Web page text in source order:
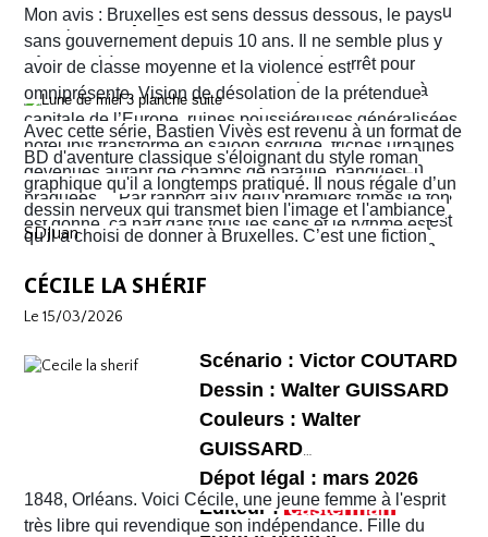
Nombre de pages : 48
cours un peu partout dans la ville. Quant au tramway ou
au métro qu’ils pensaient prendre pour rejoindre leur
hôtel situé à Ixelles, ils sont eux aussi à l’arrêt pour
cause de travaux. Finalement, ils décident d’y aller à
pied. Sur leur route, Quentin découvre la librairie
d’occasion Pêle-mêle. Il propose à Sophie d’y jeter un
coup d’œil mais les ennuis vont vite commencer. En
réalité c’est la ville entière qui semble être tombée dans
une violence sans nom. C'est véritablement le Far West
avec son lot d’insécurité et d’anarchie. Il y a même un
shérif !
Mon avis : Bruxelles est sens dessus dessous, le pays
sans gouvernement depuis 10 ans. Il ne semble plus y
avoir de classe moyenne et la violence est
omniprésente. Vision de désolation de la prétendue
capitale de l’Europe, ruines poussiéreuses généralisées,
hôtel Ibis transformé en saloon sordide, friches urbaines
devenues autant de champs de bataille, banques
braquées… Par rapport aux deux premiers tomes le ton
est donné, ça part dans tous les sens et le rythme est
plus que soutenu de bout en bout. Sophie et Quentin
vont devoir faire face à une situation totalement confuse
vont rapidement se découvrir as de la gâchette, surtout
Sophie. Un album, on peut le dire, surréaliste.
Avec cette série, Bastien Vivès est revenu à un format de
BD d'aventure classique s'éloignant du style roman
graphique qu'il a longtemps pratiqué. Il nous régale d’un
dessin nerveux qui transmet bien l'image et l'ambiance
qu'il a choisi de donner à Bruxelles. C’est une fiction
Bruxelles de 2026 telle que perçue par nombre de ses
habitants !
SDJuan
CÉCILE LA SHÉRIF
Le 15/03/2026
Scénario : Victor COUTARD
Dessin : Walter GUISSARD
Couleurs : Walter
GUISSARD
Dépot légal : mars 2026
Editeur :
1848, Orléans. Voici Cécile, une jeune femme à l'esprit
très libre qui revendique son indépendance. Fille du